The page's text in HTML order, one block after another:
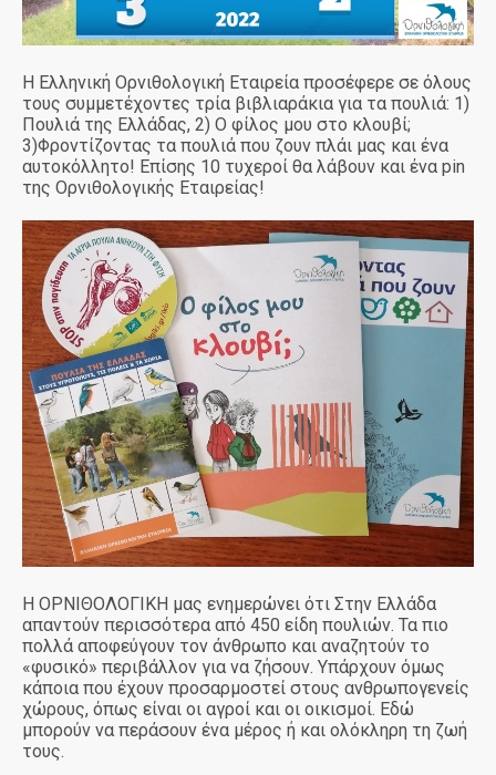
Η Ελληνική Ορνιθολογική Εταιρεία προσέφερε σε όλους
τους συμμετέχοντες τρία βιβλιαράκια για τα πουλιά: 1)
Πουλιά της Ελλάδας, 2) Ο φίλος μου στο κλουβί;
3)Φροντίζοντας τα πουλιά που ζουν πλάι μας και ένα
αυτοκόλλητο! Επίσης 10 τυχεροί θα λάβουν και ένα pin
της Ορνιθολογικής Εταιρείας!
Η ΟΡΝΙΘΟΛΟΓΙΚΗ μας ενημερώνει ότι Στην Ελλάδα
απαντούν περισσότερα από 450 είδη πουλιών. Τα πιο
πολλά αποφεύγουν τον άνθρωπο και αναζητούν το
«φυσικό» περιβάλλον για να ζήσουν. Υπάρχουν όμως
κάποια που έχουν προσαρμοστεί στους ανθρωπογενείς
χώρους, όπως είναι οι αγροί και οι οικισμοί. Εδώ
μπορούν να περάσουν ένα μέρος ή και ολόκληρη τη ζωή
τους.